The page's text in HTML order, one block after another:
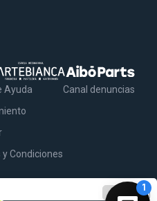
remove add
Ayuda
Condiciones
Canal denuncias